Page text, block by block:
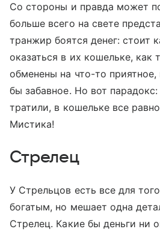
Со стороны и правда может
больше всего на свете
транжир боятся денег: стоит
оказаться в их кошельке, как
обменены на что-то приятное,
бы забавное. Но вот
тратили, в кошельке все
Мистика!
Стрелец
У Стрельцов есть все для
богатым, но мешает одна
Стрелец. Какие бы деньги ни